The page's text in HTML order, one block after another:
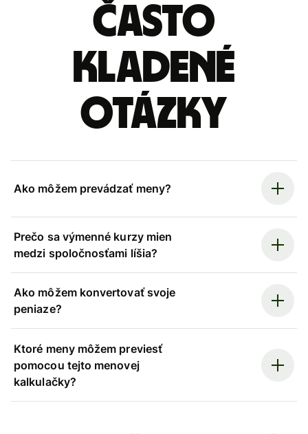
Často
kladené
otázky
Ako môžem prevádzať meny?
Prečo sa výmenné kurzy mien
medzi spoločnosťami líšia?
Ako môžem konvertovať svoje
peniaze?
Ktoré meny môžem previesť
pomocou tejto menovej
kalkulačky?